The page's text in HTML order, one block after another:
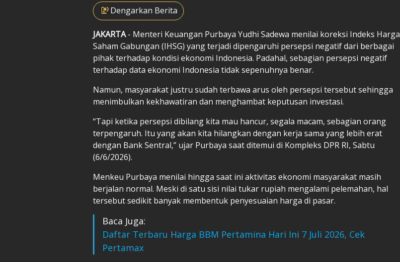
Dengarkan Berita
JAKARTA- Menteri Keuangan Purbaya Yudhi Sadewa menilai koreksi Indeks Harga
Saham Gabungan (IHSG) yang terjadi dipengaruhi persepsi negatif dari berbagai
pihak terhadap kondisi ekonomi Indonesia. Padahal, sebagian persepsi negatif
terhadap data ekonomi Indonesia tidak sepenuhnya benar.
Namun, masyarakat justru sudah terbawa arus oleh persepsi tersebut sehingga
menimbulkan kekhawatiran dan menghambat keputusan investasi.
“Tapi ketika persepsi dibilang kita mau hancur, segala macam, sebagian orang
terpengaruh. Itu yang akan kita hilangkan dengan kerja sama yang lebih erat
dengan Bank Sentral,” ujar Purbaya saat ditemui di Kompleks DPR RI, Sabtu
(6/6/2026).
Menkeu Purbaya menilai hingga saat ini aktivitas ekonomi masyarakat masih
berjalan normal. Meski di satu sisi nilai tukar rupiah mengalami pelemahan, hal
tersebut sedikit banyak membentuk penyesuaian harga di pasar.
Baca Juga:
Daftar Terbaru Harga BBM Pertamina Hari Ini 7 Juli 2026, Cek
Pertamax